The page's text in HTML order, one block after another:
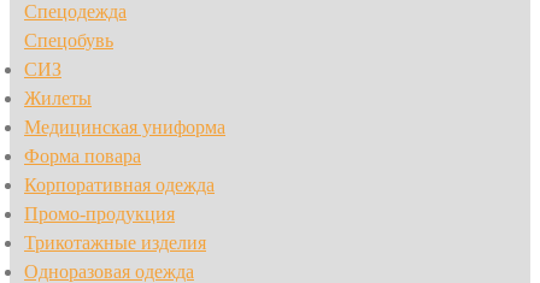
Спецодежда
Спецобувь
СИЗ
Жилеты
Медицинская униформа
Форма повара
Корпоративная одежда
Промо-продукция
Трикотажные изделия
Одноразовая одежда